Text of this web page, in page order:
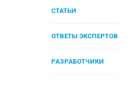
СТАТЬИ
ОТВЕТЫ ЭКСПЕРТОВ
РАЗРАБОТЧИКИ